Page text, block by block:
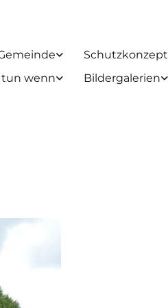
Schutzkonzept
tun wenn
Bildergalerien